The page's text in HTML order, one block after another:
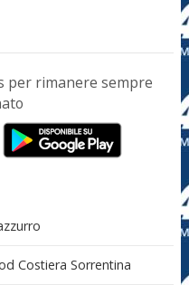
per rimanere sempre
Costiera Sorrentina